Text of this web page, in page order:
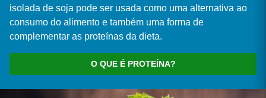
isolada de soja pode ser usada como uma alternativa ao
consumo do alimento e também uma forma de
complementar as proteínas da dieta.
O QUE É PROTEÍNA?